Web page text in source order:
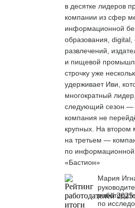
в десятке лидеров
компании из сфер
информационной
образования, digital,
развлечений,
и пищевой
строчку уже
удерживает Иви,
многократный
следующий сезон —
компания не
крупных. На втором
на третьем —
по информационной
«Бастион»
Мария
по